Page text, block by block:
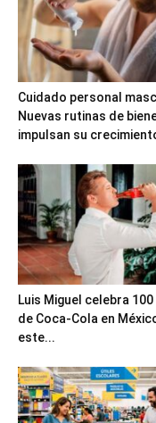
Cuidado personal
Nuevas rutinas de
impulsan su
Luis Miguel celebra
de Coca-Cola en
este...